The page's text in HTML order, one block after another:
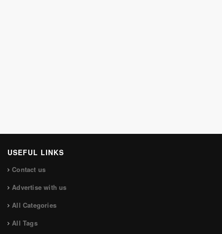
USEFUL LINKS
Contact us
Advertise with us
All Categories
All Tags